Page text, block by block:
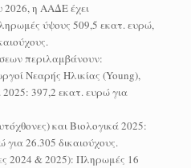
2026, η ΑΑΔΕ έχει
ύψους 509,5 εκατ. ευρώ,
περιλαμβάνουν:
Νεαρής Ηλικίας (Young),
2025: 397,2 εκατ. ευρώ για
και Βιολογικά 2025:
26.305 δικαιούχους.
2024 & 2025): Πληρωμές 16